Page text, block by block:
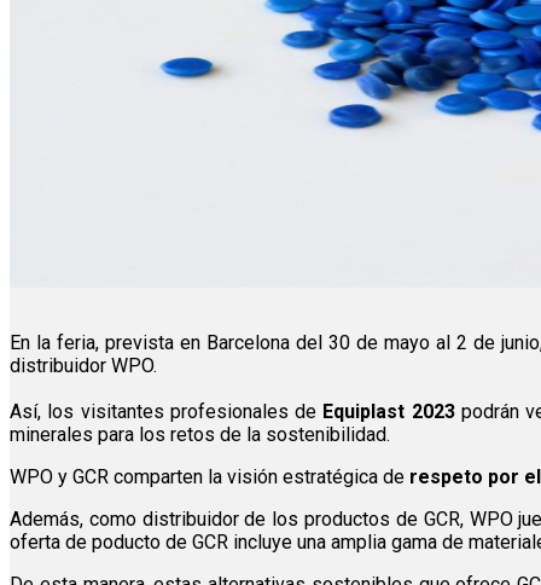
En la feria, prevista en Barcelona del 30 de mayo al 2 de
distribuidor WPO.
Así, los visitantes profesionales de Equiplast 2023podrán
minerales para los retos de la sostenibilidad.
WPO y GCR comparten la visión estratégica de respeto por
Además, como distribuidor de los productos de GCR, WPO
oferta de poducto de GCR incluye una amplia gama de